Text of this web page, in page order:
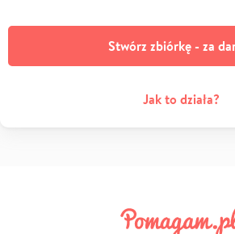
Stwórz zbiórkę - za
Jak to działa?